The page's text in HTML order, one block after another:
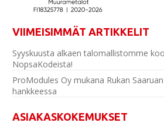
VIIMEISIMMÄT ARTIKKELIT
Syyskuusta alkaen talomallistomme
NopsaKodeista!
ProModules Oy mukana Rukan
hankkeessa
ASIAKASKOKEMUKSET